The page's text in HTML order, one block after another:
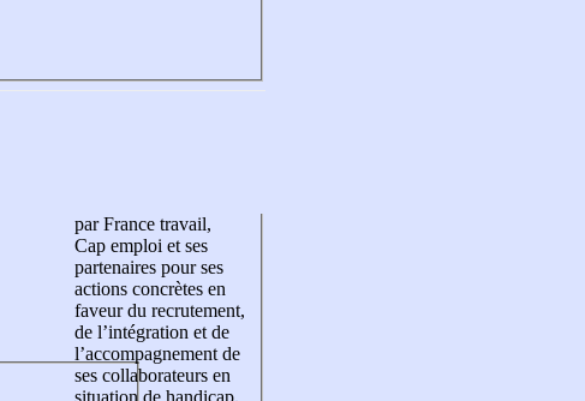
par France travail,
Cap emploi et ses
partenaires pour ses
actions concrètes en
faveur du recrutement,
de l’intégration et de
l’accompagnement de
ses collaborateurs en
situation de handicap.